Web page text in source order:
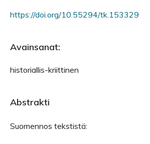
https://doi.org/10.55294/tk.153329
Avainsanat:
historiallis-kriittinen
Abstrakti
Suomennos tekstistä: